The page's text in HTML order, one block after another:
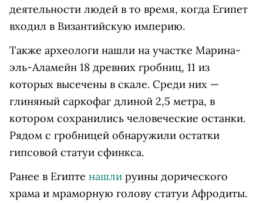
деятельности людей в то время, когда Египет
входил в Византийскую империю.
Также археологи нашли на участке Марина-
эль-Аламейн 18 древних гробниц, 11 из
которых высечены в скале. Среди них —
глиняный саркофаг длиной 2,5 метра, в
котором сохранились человеческие останки.
Рядом с гробницей обнаружили остатки
гипсовой статуи сфинкса.
Ранее в Египте нашли руины дорического
храма и мраморную голову статуи Афродиты.